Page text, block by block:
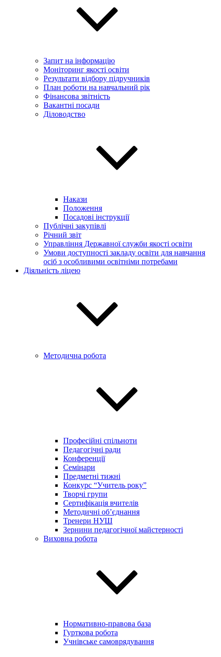
Запит на інформацію
Моніторинг якості освіти
Результати відбору підручників
План роботи на навчальний рік
Фінансова звітність
Вакантні посади
Діловодство
Накази
Положення
Посадові інструкції
Публічні закупівлі
Річний звіт
Управління Державної служби якості освіти
Умови доступності закладу освіти для навчання
осіб з особливими освітніми потребами
Діяльність ліцею
Методична робота
Професійні спільноти
Педагогічні ради
Конференції
Семінари
Предметні тижні
Конкурс “Учитель року”
Творчі групи
Сертифікація вчителів
Методичні об’єднання
Тренери НУШ
Зернини педагогічної майстерності
Виховна робота
Нормативно-правова база
Гурткова робота
Учнівське самоврядування